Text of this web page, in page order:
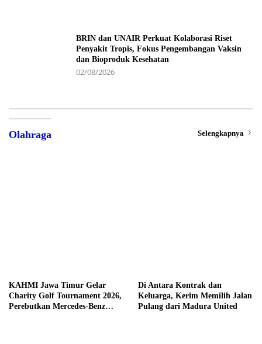
BRIN dan UNAIR Perkuat Kolaborasi Riset
Penyakit Tropis, Fokus Pengembangan Vaksin
dan Bioproduk Kesehatan
02/08/2026
Olahraga Selengkapnya
KAHMI Jawa Timur Gelar
Charity Golf Tournament 2026,
Perebutkan Mercedes-Benz
Di Antara Kontrak dan
Keluarga, Kerim Memilih Jalan
Pulang dari Madura United